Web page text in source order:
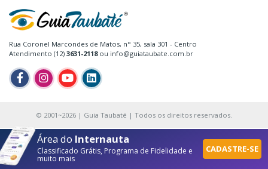
Rua Coronel Marcondes de Matos, n° 35, sala 301 - Centro
Atendimento (12) 3631-2118ou info@guiataubate.com.br
© 2001~2026 | Guia Taubaté | Todos os direitos reservados.
Área do Internauta
Classificado Grátis, Programa de Fidelidade e
muito mais
CADASTRE-SE